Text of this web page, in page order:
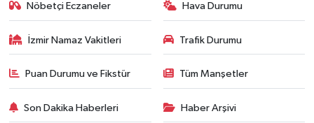
Nöbetçi Eczaneler Hava Durumu
İzmir Namaz Vakitleri Trafik Durumu
Puan Durumu ve Fikstür Tüm Manşetler
Son Dakika Haberleri Haber Arşivi